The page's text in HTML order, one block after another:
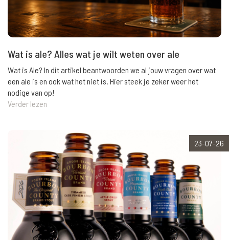
Wat is ale? Alles wat je wilt weten over ale
Wat is Ale? In dit artikel beantwoorden we al jouw vragen over wat
een ale is en ook wat het niet is. Hier steek je zeker weer het
nodige van op!
Verder lezen
23-07-26